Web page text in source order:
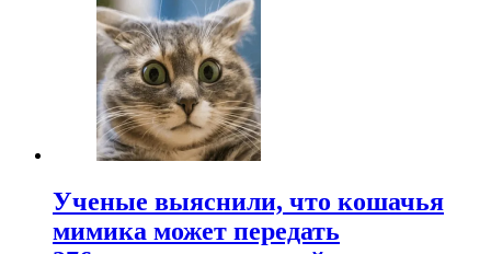
Ученые выяснили, что кошачья
мимика может передать